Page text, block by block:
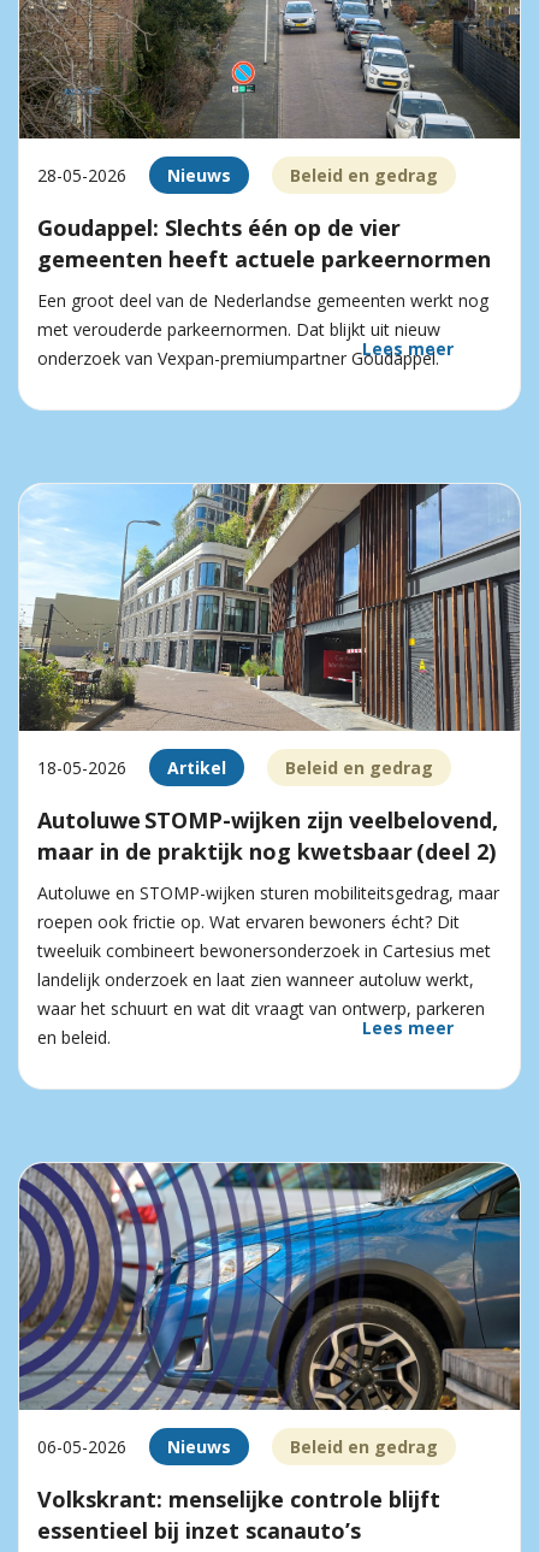
28-05-2026 Nieuws Beleid en gedrag
Goudappel: Slechts één op de vier
gemeenten heeft actuele parkeernormen
Een groot deel van de Nederlandse gemeenten werkt nog
met verouderde parkeernormen. Dat blijkt uit nieuw
onderzoek van Vexpan-premiumpartner Goudappel.
Lees meer
18-05-2026 Artikel Beleid en gedrag
Autoluwe STOMP-wijken zijn veelbelovend,
maar in de praktijk nog kwetsbaar (deel 2)
Autoluwe en STOMP-wijken sturen mobiliteitsgedrag, maar
roepen ook frictie op. Wat ervaren bewoners écht? Dit
tweeluik combineert bewonersonderzoek in Cartesius met
landelijk onderzoek en laat zien wanneer autoluw werkt,
waar het schuurt en wat dit vraagt van ontwerp, parkeren
en beleid.
Lees meer
06-05-2026 Nieuws Beleid en gedrag
Volkskrant: menselijke controle blijft
essentieel bij inzet scanauto’s